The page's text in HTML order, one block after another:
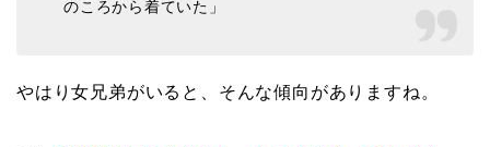
のころから着ていた」
やはり女兄弟がいると、そんな傾向がありますね。